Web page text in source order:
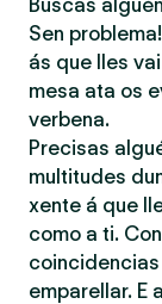
Buscas
Sen
ás que lles
mesa ata os
verbena.
Precisas
multitudes
xente á que
como a ti.
emparellar. E